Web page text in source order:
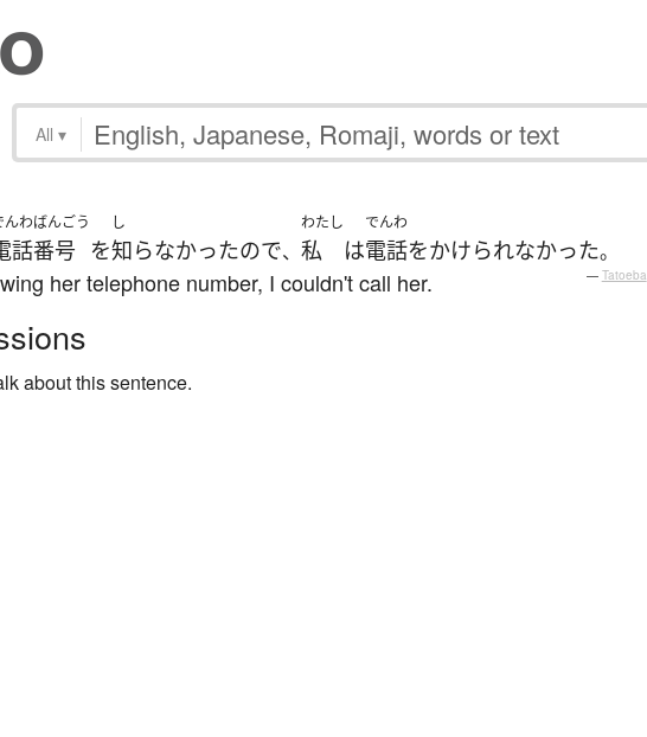
All ▾
んわ
話
ばんごう
番号 を
し
知らなかったので、
わたし
私 は
でんわ
電話をかけられなかった。
her telephone number, I couldn't call her. — Tatoeba
about this sentence.